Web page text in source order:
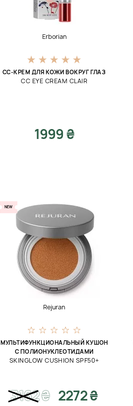
Erborian
СС-КРЕМ ДЛЯ КОЖИ ВОКРУГ ГЛАЗ
CC EYE CREAM CLAIR
1999 ₴
NEW
Rejuran
МУЛЬТИФУНКЦИОНАЛЬНЫЙ КУШОН
С ПОЛИОНУКЛЕОТИДАМИ
SKINGLOW CUSHION SPF50+
3162₴ 2272 ₴